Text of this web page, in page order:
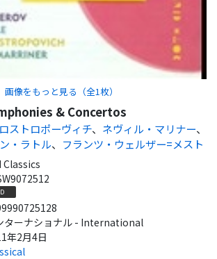
画像をもっと見る（全1 枚）
& Concertos
ストロポーヴィチ、 ネヴィル・マリナー、
・ラトル、 フランツ・ウェルザー=メスト
Classics
ターナショナル - International
年2月4日